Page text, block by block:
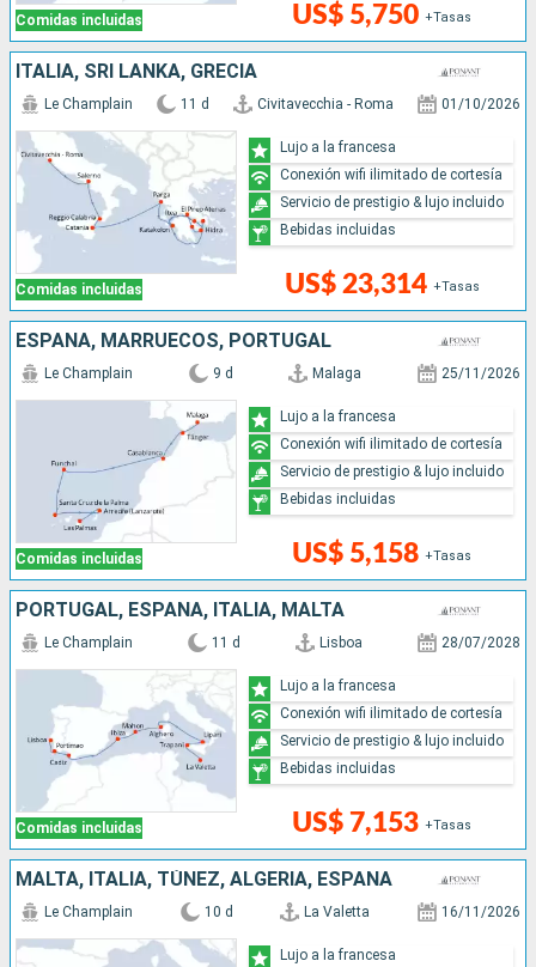
Comidas incluidas US$ 5,750 +Tasas
ITALIA, SRI LANKA, GRECIA
Comidas incluidas
Le Champlain 11 d Civitavecchia - Roma 01/10/2026
US$ 23,314 +Tasas
Lujo a la francesa
Conexión wifi ilimitado de cortesía
Servicio de prestigio & lujo incluido
Bebidas incluidas
ESPAÑA, MARRUECOS, PORTUGAL
Comidas incluidas
Le Champlain 9 d Malaga 25/11/2026
US$ 5,158 +Tasas
Lujo a la francesa
Conexión wifi ilimitado de cortesía
Servicio de prestigio & lujo incluido
Bebidas incluidas
PORTUGAL, ESPAÑA, ITALIA, MALTA
Comidas incluidas
Le Champlain 11 d Lisboa 28/07/2028
US$ 7,153 +Tasas
Lujo a la francesa
Conexión wifi ilimitado de cortesía
Servicio de prestigio & lujo incluido
Bebidas incluidas
MALTA, ITALIA, TÚNEZ, ALGERIA, ESPAÑA
Le Champlain 10 d La Valetta 16/11/2026
Lujo a la francesa